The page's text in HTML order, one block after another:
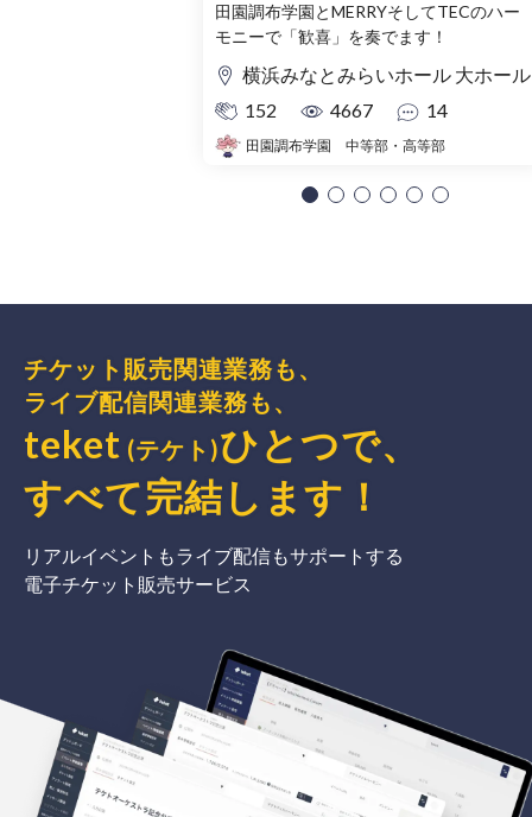
田園調布学園とMERRYそしてTECのハー
モニーで「歓喜」を奏でます！
横浜みなとみらいホール 大ホール
152
4667 14
田園調布学園 中等部・高等部
チケット販売関連業務も、
ライブ配信関連業務も、
teket (テケト)ひとつで、
すべて完結 します ！
リアルイベントもライブ配信もサポートする
電子チケット販売サービス